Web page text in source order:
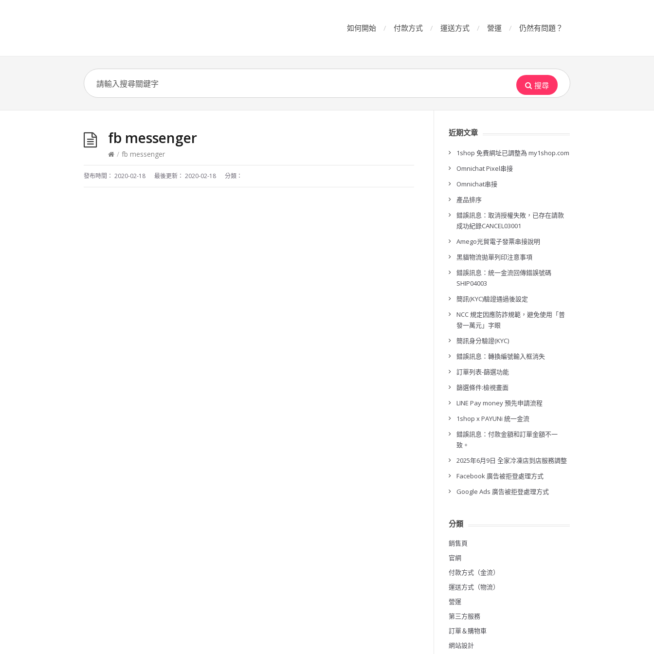
如何開始 付款方式 運送方式 營運 仍然有問題？
搜尋
fb messenger
/ fb messenger
發布時間： 2020-02-18 最後更新： 2020-02-18 分類：
近期文章
1shop 免費網址已調整為 my1shop.com
Omnichat Pixel串接
Omnichat串接
產品排序
錯誤訊息：取消授權失敗，已存在請款
成功紀錄CANCEL03001
Amego光貿電子發票串接說明
黑貓物流拋單列印注意事項
錯誤訊息：統一金流回傳錯誤號碼
SHIP04003
簡訊(KYC)驗證通過後設定
NCC 規定因應防詐規範，避免使用「普
發一萬元」字眼
簡訊身分驗證(KYC)
錯誤訊息：轉換編號輸入框消失
訂單列表-篩選功能
篩選條件:檢視畫面
LINE Pay money 預先申請流程
1shop x PAYUNi 統一金流
錯誤訊息：付款金額和訂單金額不一
致。
2025年6月9日 全家冷凍店到店服務調整
Facebook 廣告被拒登處理方式
Google Ads 廣告被拒登處理方式
分類
銷售頁
官網
付款方式（金流）
運送方式（物流）
營運
第三方服務
訂單＆購物車
網站設計